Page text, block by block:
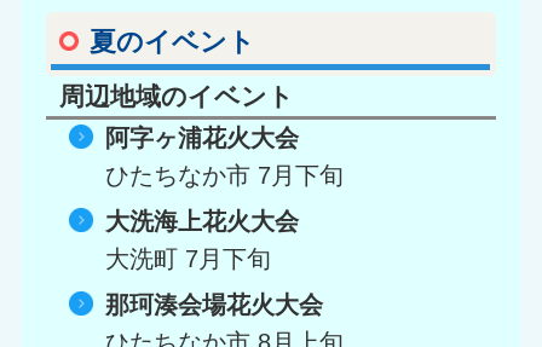
夏のイベント
周辺地域のイベント
阿字ヶ浦花火大会
ひたちなか市 7月下旬
大洗海上花火大会
大洗町 7月下旬
那珂湊会場花火大会